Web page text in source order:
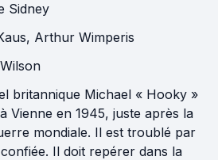
Sidney
, Arthur Wimperis
britannique Michael « Hooky »
Vienne en 1945, juste après la
mondiale. Il est troublé par
Il doit repérer dans la